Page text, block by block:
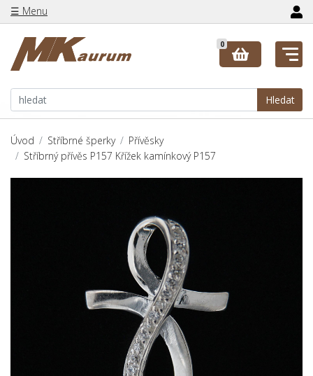
☰ Menu
Hledat
0
Úvod Stříbrné šperky
Přívěsky
Stříbrný přívěs P157 Křížek kamínkový P157